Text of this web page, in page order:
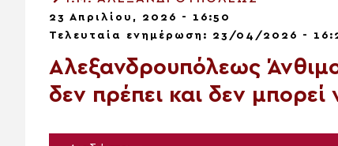
23 Απριλίου, 2026 - 16:50
Τελευταία ενημέρωση: 23/04/2026 -
Αλεξανδρουπόλεως
δεν πρέπει και δεν μπορεί